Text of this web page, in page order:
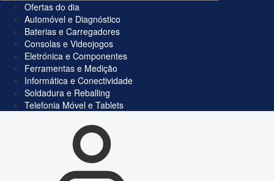
Ofertas do dia
Automóvel e Diagnóstico
Baterias e Carregadores
Consolas e Videojogos
Eletrónica e Componentes
Ferramentas e Medição
Informática e Conectividade
Soldadura e Reballing
Telefonia Móvel e Tablets